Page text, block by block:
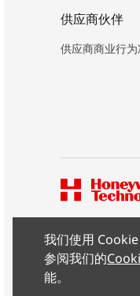
我们使用
参阅我们的
能。
供应商伙伴
供应商商业行为
版权所有 ©2026 霍